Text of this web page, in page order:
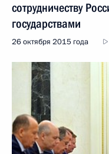
сотрудничеству
государствами
26 октября 2015 года